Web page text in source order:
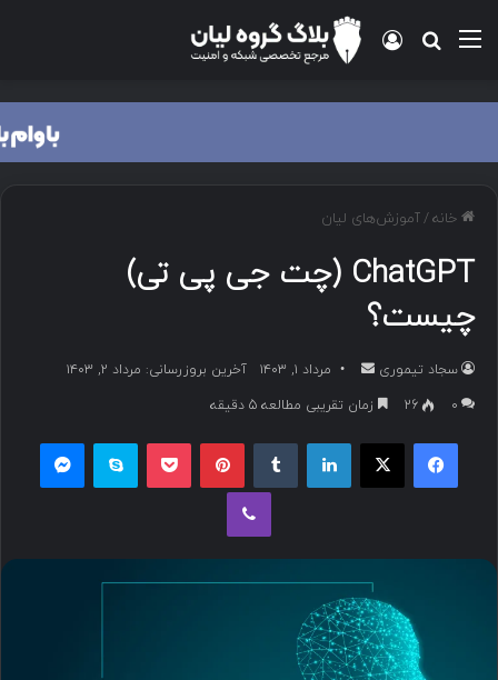
منو جستجو برای
ورود
خانه/آموزش‌های لیان
ChatGPT (چت جی پی تی)
چیست؟
سجاد تیموری
ر
ا
ا
ی
م
ی
ل
مرداد ۱, ۱۴۰۳
آخرین بروزرسانی: مرداد ۲, ۱۴۰۳
۰
26 زمان تقریبی مطالعه 5 دقیقه
فیسبوک ایکس لینکداین پینتریست پاکت اسکایپ
وایبر